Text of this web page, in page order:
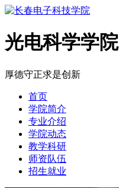
光电科学学院
厚德守正求是创新
首页
学院简介
专业介绍
学院动态
教学科研
师资队伍
招生就业